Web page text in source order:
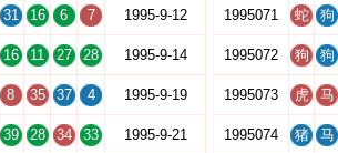
31 16 6 7 1995-9-12
16 11 27 28 1995-9-14
8 35 37 4 1995-9-19
39 28 34 33 1995-9-21
1995071 蛇 狗
1995072 狗 狗
1995073 虎 马
1995074 猪 马